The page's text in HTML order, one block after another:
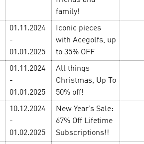
family!
01.11.2024
-
01.01.2025
Iconic pieces
with Acegolfs, up
to 35% OFF
01.11.2024
-
01.01.2025
All things
Christmas, Up To
50% off!
10.12.2024
-
01.02.2025
New Year’s Sale:
67% Off Lifetime
Subscriptions!!